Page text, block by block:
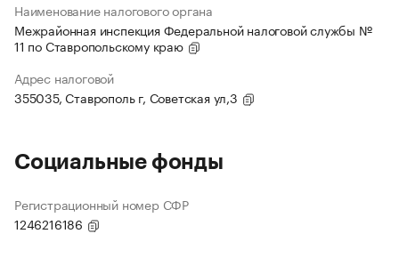
Наименование налогового органа
Межрайонная инспекция Федеральной налоговой службы №
11 по Ставропольскому краю
Адрес налоговой
355035, Ставрополь г, Советская ул,3
Социальные фонды
Регистрационный номер СФР
1246216186